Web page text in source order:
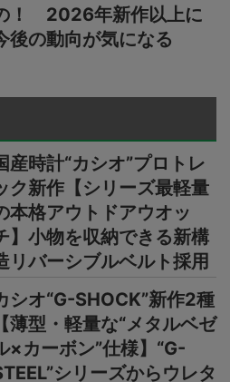
！ 2026年新作以上に
後の動向が気になる
産時計“カシオ”プロトレ
ク新作【シリーズ最軽量
本格アウトドアウオッ
】小物を収納できる新構
リバーシブルベルト採用
シオ“G-SHOCK”新作2種
【薄型・軽量な“メタルベゼ
×カーボン”仕様】“G-
シリーズからウレタ